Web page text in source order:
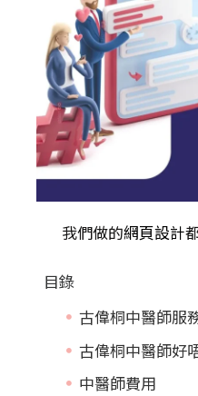
我們做的網頁設計
目錄
古偉桐中醫師服
古偉桐中醫師好
中醫師費用